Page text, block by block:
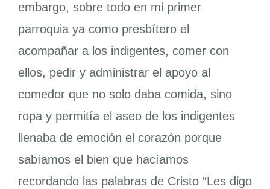
embargo, sobre todo en mi primer
parroquia ya como presbítero el
acompañar a los indigentes, comer con
ellos, pedir y administrar el apoyo al
comedor que no solo daba comida, sino
ropa y permitía el aseo de los indigentes
llenaba de emoción el corazón porque
sabíamos el bien que hacíamos
recordando las palabras de Cristo “Les digo